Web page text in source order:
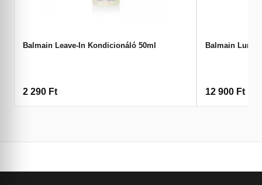
Balmain Leave-In Kondicionáló 50ml
2 290 Ft
Balmain
12 900 Ft